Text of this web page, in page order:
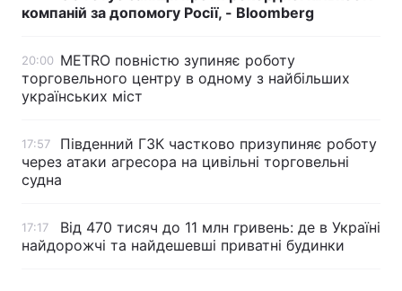
компаній за допомогу Росії, - Bloomberg
20:00 METRO повністю зупиняє роботу
торговельного центру в одному з найбільших
українських міст
17:57
Південний ГЗК частково призупиняє роботу
через атаки агресора на цивільні торговельні
судна
17:17
Від 470 тисяч до 11 млн гривень: де в Україні
найдорожчі та найдешевші приватні будинки